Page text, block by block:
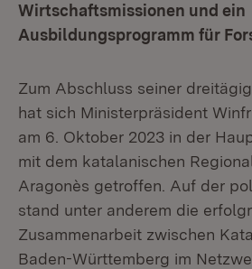
Wirtschaftsmissionen und ein
Ausbildungsprogramm für
Zum Abschluss seiner
hat sich Ministerpräsident
am 6. Oktober 2023 in der
mit dem katalanischen
Aragonès getroffen. Auf der
stand unter anderem die
Zusammenarbeit zwischen
Baden-Württemberg im